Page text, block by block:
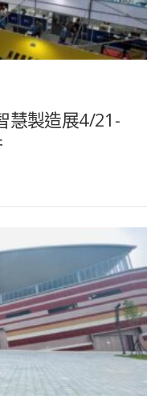
慧製造展4/21-